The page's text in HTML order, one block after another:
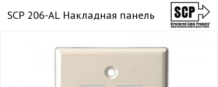
SCP 206-AL Накладная панель